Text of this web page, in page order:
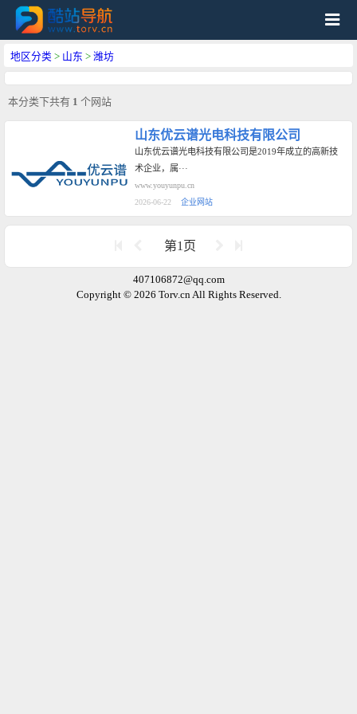
地区分类 > 山东 > 潍坊
本分类下共有 1 个网站
山东优云谱光电科技有限公司
山东优云谱光电科技有限公司是2019年成立的‌高新技
术企业‌，属···
www.youyunpu.cn
2026-06-22
企业网站
第1页
407106872@qq.com
Copyright © 2026 Torv.cn All Rights Reserved.